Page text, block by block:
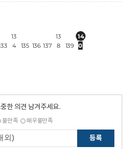
13
4
135 136 137
13
8
139
14
0
한 의견 남겨주세요.
불만족 매우불만족
등록